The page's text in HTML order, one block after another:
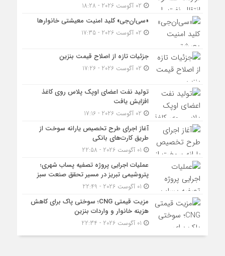
«سی‌ان‌جی» کلید امنیت معیشتی خانوارها
جزئیات تازه از اصلاح قیمت بنزین
تولید نفت اعضای اوپک پلاس روی کاغذ
افزایش یافت
آغاز اجرای طرح تخصیص یارانه سوخت از
طریق کارت‌های بانکی
عملیات اجرایی پروژه تصفیه پساب شهری؛
پتروشیمی تبریز در مسیر تحقق صنعت سبز
مزیت قیمتی CNG؛ سوختی پاک برای کاهش
هزینه خانوار و واردات بنزین